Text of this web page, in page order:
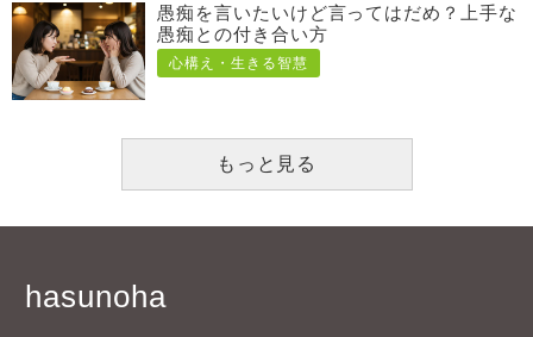
愚痴を言いたいけど言ってはだめ？上手な
愚痴との付き合い方
心構え・生きる智慧
もっと見る
hasunoha